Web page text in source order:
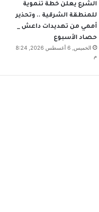
الشرع يعلن خطة تنموية
للمنطقة الشرقية .. وتحذير
أممي من تهديدات داعش _
حصاد الأسبوع
الخميس, 6 أغسطس 2026, 8:24
م